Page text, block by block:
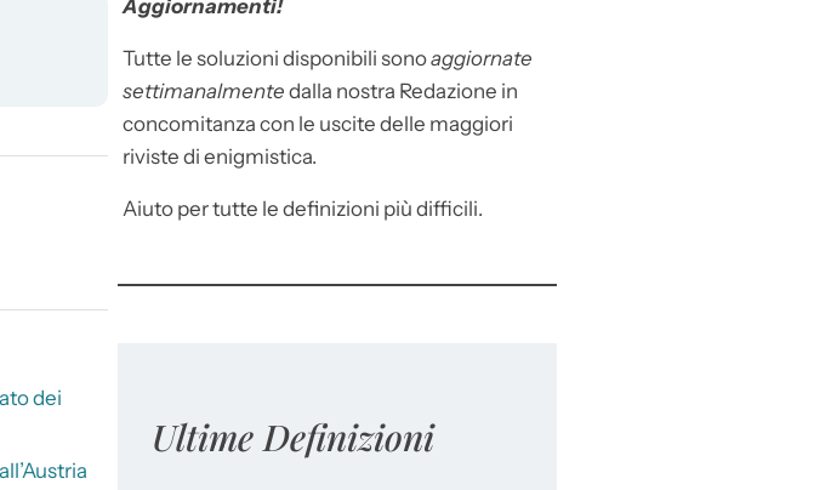
dei
Aggiornamenti!
Tutte le soluzioni disponibili sonoaggiornate
settimanalmente dalla nostra Redazione in
concomitanza con le uscite delle maggiori
riviste di enigmistica.
Aiuto per tutte le definizioni più difficili.
Ultime Definizioni